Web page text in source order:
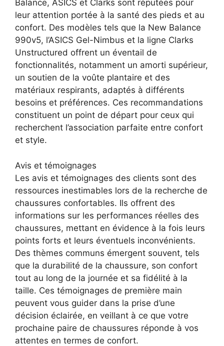
Balance, ASICS et Clarks sont réputées pour
leur attention portée à la santé des pieds et au
confort. Des modèles tels que la New Balance
990v5, l’ASICS Gel-Nimbus et la ligne Clarks
Unstructured offrent un éventail de
fonctionnalités, notamment un amorti supérieur,
un soutien de la voûte plantaire et des
matériaux respirants, adaptés à différents
besoins et préférences. Ces recommandations
constituent un point de départ pour ceux qui
recherchent l’association parfaite entre confort
et style.
Avis et témoignages
Les avis et témoignages des clients sont des
ressources inestimables lors de la recherche de
chaussures confortables. Ils offrent des
informations sur les performances réelles des
chaussures, mettant en évidence à la fois leurs
points forts et leurs éventuels inconvénients.
Des thèmes communs émergent souvent, tels
que la durabilité de la chaussure, son confort
tout au long de la journée et sa fidélité à la
taille. Ces témoignages de première main
peuvent vous guider dans la prise d’une
décision éclairée, en veillant à ce que votre
prochaine paire de chaussures réponde à vos
attentes en termes de confort.